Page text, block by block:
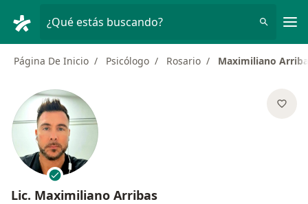
¿Qué estás buscando?
Página De Inicio Psicólogo Rosario Maximiliano
Lic. Maximiliano Arribas